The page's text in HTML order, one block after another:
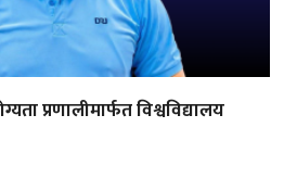
प्रणालीमार्फत विश्वविद्यालय